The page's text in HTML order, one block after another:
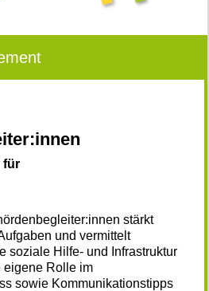
für
stärkt
und vermittelt
soziale Hilfe- und Infrastruktur
eigene Rolle im
sowie Kommunikationstipps